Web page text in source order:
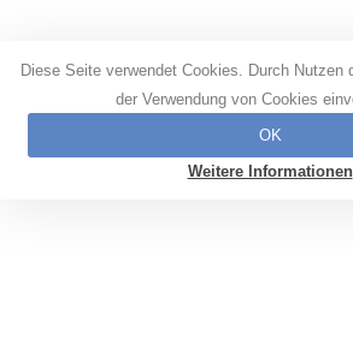
Diese Seite verwendet Cookies. Durch Nutzen
der Verwendung von Cookies
OK
Weitere Informationen